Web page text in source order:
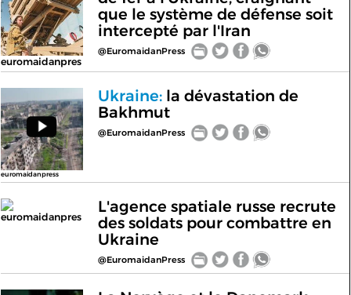
euromaidanpres
que le système de défense soit
intercepté par l'Iran
@EuromaidanPress
euromaidanpress
Ukraine:la dévastation de
Bakhmut
@EuromaidanPress
euromaidanpres
L'agence spatiale russe recrute
des soldats pour combattre en
Ukraine
@EuromaidanPress